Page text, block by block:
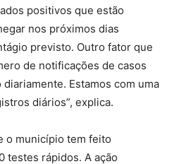
positivos que estão
nos próximos dias
previsto. Outro fator que
de notificações de casos
Estamos com uma
diários”, explica.
o município tem feito
testes rápidos. A ação